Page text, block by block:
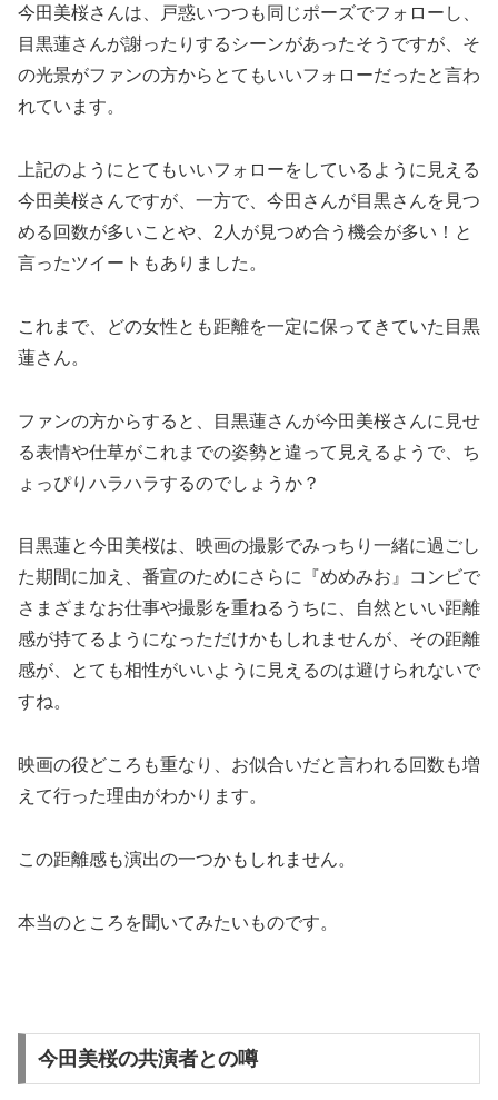
今田美桜さんは、戸惑いつつも同じポーズでフォローし、
目黒蓮さんが謝ったりするシーンがあったそうですが、そ
の光景がファンの方からとてもいいフォローだったと言わ
れています。
上記のようにとてもいいフォローをしているように見える
今田美桜さんですが、一方で、今田さんが目黒さんを見つ
める回数が多いことや、2人が見つめ合う機会が多い！と
言ったツイートもありました。
これまで、どの女性とも距離を一定に保ってきていた目黒
蓮さん。
ファンの方からすると、目黒蓮さんが今田美桜さんに見せ
る表情や仕草がこれまでの姿勢と違って見えるようで、ち
ょっぴりハラハラするのでしょうか？
目黒蓮と今田美桜は、映画の撮影でみっちり一緒に過ごし
た期間に加え、番宣のためにさらに『めめみお』コンビで
さまざまなお仕事や撮影を重ねるうちに、自然といい距離
感が持てるようになっただけかもしれませんが、その距離
感が、とても相性がいいように見えるのは避けられないで
すね。
映画の役どころも重なり、お似合いだと言われる回数も増
えて行った理由がわかります。
この距離感も演出の一つかもしれません。
本当のところを聞いてみたいものです。
今田美桜の共演者との噂